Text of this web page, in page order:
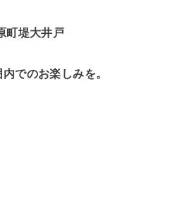
町堤大井戸
でのお楽しみを。